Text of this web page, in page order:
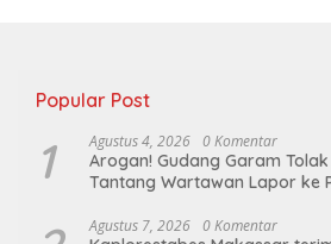
Popular Post
1 Agustus 4, 2026 0 Komentar
Arogan! Gudang Garam
Tantang Wartawan Lapor ke
Agustus 7, 2026 0 Komentar